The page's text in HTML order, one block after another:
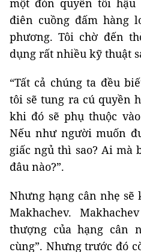
một đòn quyền tối
điên cuồng đấm hàng
phương. Tôi chờ đến
dụng rất nhiều kỹ thuật
“Tất cả chúng ta đều
tôi sẽ tung ra cú quyền
khi đó sẽ phụ thuộc
Nếu như người muốn
giấc ngủ thì sao? Ai mà
đâu nào?”.
Nhưng hạng cân nhẹ
Makhachev.
thượng của hạng cân
cùng”. Nhưng trước đó